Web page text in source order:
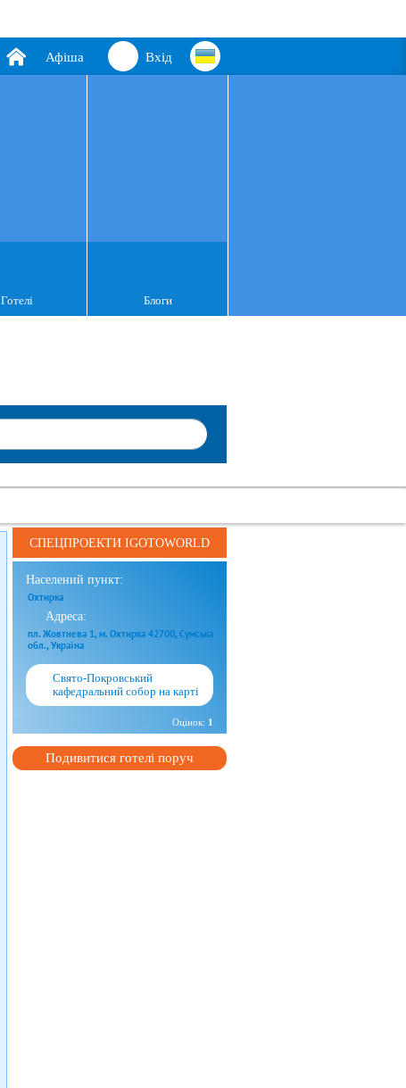
Вхід
Афіша
Готелі Блоги
СПЕЦПРОЕКТИ IGOTOWORLD
Населений пункт:
Охтирка
Адреса:
пл. Жовтнева 1, м. Охтирка 42700, Сумська
обл., Україна
Свято-Покровський
кафедральний собор на карті
Оцінок: 1
Подивитися готелі поруч